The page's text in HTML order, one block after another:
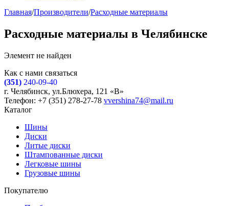
Главная/Производители/Расходные материалы
Расходные материалы в Челябинске
Элемент не найден
Как с нами связаться
(351) 240-09-40
г. Челябинск, ул.Блюхера, 121 «В»
Телефон: +7 (351) 278-27-78 vvershina74@mail.ru
Каталог
Шины
Диски
Литые диски
Штампованные диски
Легковые шины
Грузовые шины
Покупателю